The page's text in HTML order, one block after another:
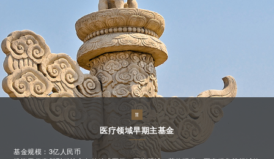
医疗领域早期主基金
基金规模：3亿人民币